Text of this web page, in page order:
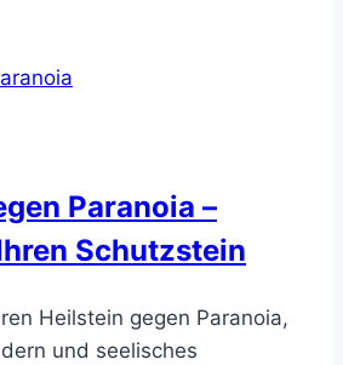
Paranoia –
Schutzstein
Heilstein gegen Paranoia,
und seelisches